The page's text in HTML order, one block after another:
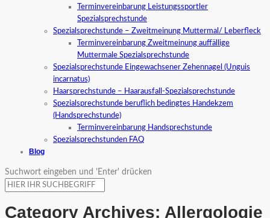
Terminvereinbarung Leistungssportler
Spezialsprechstunde
Spezialsprechstunde – Zweitmeinung Muttermal/ Leberfleck
Terminvereinbarung Zweitmeinung auffällige
Muttermale Spezialsprechstunde
Spezialsprechstunde Eingewachsener Zehennagel (Unguis
incarnatus)
Haarsprechstunde – Haarausfall-Spezialsprechstunde
Spezialsprechstunde beruflich bedingtes Handekzem
(Handsprechstunde)
Terminvereinbarung Handsprechstunde
Spezialsprechstunden FAQ
Blog
Suchwort eingeben und 'Enter' drücken
Category Archives: Allergologie